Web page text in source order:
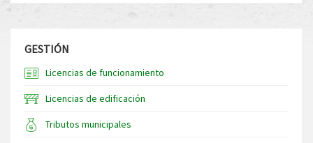
GESTIÓN
Licencias de funcionamiento
Licencias de edificación
Tributos municipales